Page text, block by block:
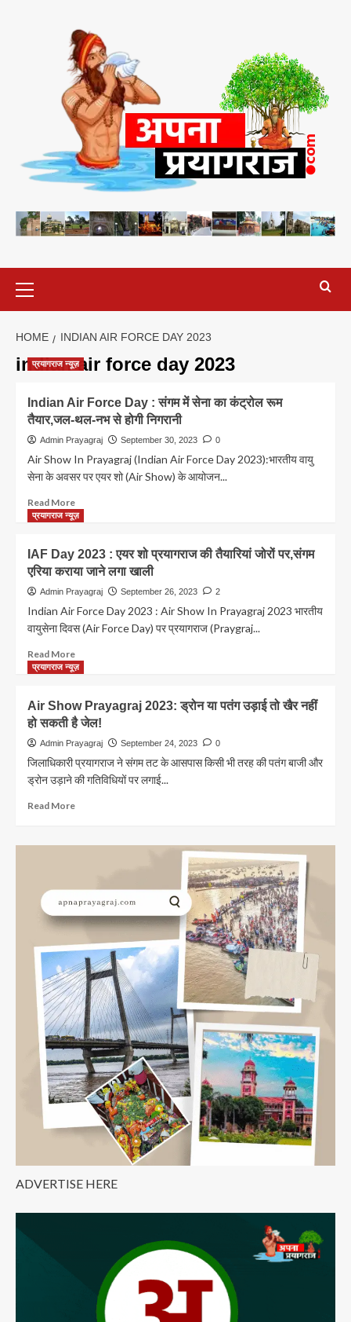
Menu
HOME INDIAN AIR FORCE DAY 2023
indian air force day 2023
प्रयागराज न्यूज़
Indian Air Force Day : संगम में सेना का कंट्रोल रूम
तैयार,जल-थल-नभ से होगी निगरानी
Admin Prayagraj September 30, 2023 0
Air Show In Prayagraj (Indian Air Force Day 2023):भारतीय वायु
सेना के अवसर पर एयर शो (Air Show) के आयोजन...
Read MoreRead
more
Air
Force
Day
में
का
तैयार,जल-
थल-
होगी
निगरानी
प्रयागराज न्यूज़
IAF Day 2023 : एयर शो प्रयागराज की तैयारियां जोरों पर,संगम
एरिया कराया जाने लगा खाली
Admin Prayagraj September 26, 2023 2
Indian Air Force Day 2023 : Air Show In Prayagraj 2023 भारतीय
वायुसेना दिवस (Air Force Day) पर प्रयागराज (Praygraj...
Read MoreRead
more
Day
2023
:
शो
प्रयागराज
पर,संगम
जाने
लगा
खाली
प्रयागराज न्यूज़
Air Show Prayagraj 2023: ड्रोन या पतंग उड़ाई तो खैर नहीं
हो सकती है जेल!
Admin Prayagraj September 24, 2023 0
जिलाधिकारी प्रयागराज ने संगम तट के आसपास किसी भी तरह की पतंग बाजी और
ड्रोन उड़ाने की गतिविधियों पर लगाई...
Read MoreRead
Air
2023:
ड्रोन
या
उड़ाई
तो
खैर
नहीं
हो
सकती
है
जेल!
ADVERTISE HERE